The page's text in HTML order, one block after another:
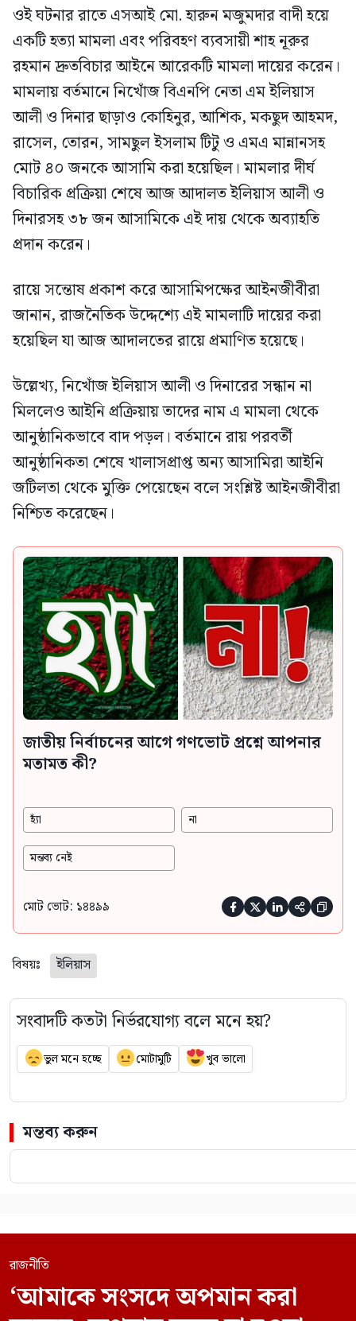
ওই ঘটনার রাতে এসআই মো. হারুন মজুমদার বাদী হয়ে
একটি হত্যা মামলা এবং পরিবহণ ব্যবসায়ী শাহ নূরুর
রহমান দ্রুতবিচার আইনে আরেকটি মামলা দায়ের করেন।
মামলায় বর্তমানে নিখোঁজ বিএনপি নেতা এম ইলিয়াস
আলী ও দিনার ছাড়াও কোহিনুর, আশিক, মকছুদ আহমদ,
রাসেল, তোরন, সামছুল ইসলাম টিটু ও এমএ মান্নানসহ
মোট ৪০ জনকে আসামি করা হয়েছিল। মামলার দীর্ঘ
বিচারিক প্রক্রিয়া শেষে আজ আদালত ইলিয়াস আলী ও
দিনারসহ ৩৮ জন আসামিকে এই দায় থেকে অব্যাহতি
প্রদান করেন।
রায়ে সন্তোষ প্রকাশ করে আসামিপক্ষের আইনজীবীরা
জানান, রাজনৈতিক উদ্দেশ্যে এই মামলাটি দায়ের করা
হয়েছিল যা আজ আদালতের রায়ে প্রমাণিত হয়েছে।
উল্লেখ্য, নিখোঁজ ইলিয়াস আলী ও দিনারের সন্ধান না
মিললেও আইনি প্রক্রিয়ায় তাদের নাম এ মামলা থেকে
আনুষ্ঠানিকভাবে বাদ পড়ল। বর্তমানে রায় পরবর্তী
আনুষ্ঠানিকতা শেষে খালাসপ্রাপ্ত অন্য আসামিরা আইনি
জটিলতা থেকে মুক্তি পেয়েছেন বলে সংশ্লিষ্ট আইনজীবীরা
নিশ্চিত করেছেন।
জাতীয় নির্বাচনের আগে গণভোট প্রশ্নে আপনার
মতামত কী?
হ্যাঁ না
মন্তব্য নেই
মোট ভোট: ১৪৪৯৯     
বিষয়ঃ ইলিয়াস
সংবাদটি কতটা নির্ভরযোগ্য বলে মনে হয়?
ভুল মনে হচ্ছে মোটামুটি খুব ভালো
মন্তব্য করুন
রাজনীতি
‘আমাকে সংসদে অপমান করা